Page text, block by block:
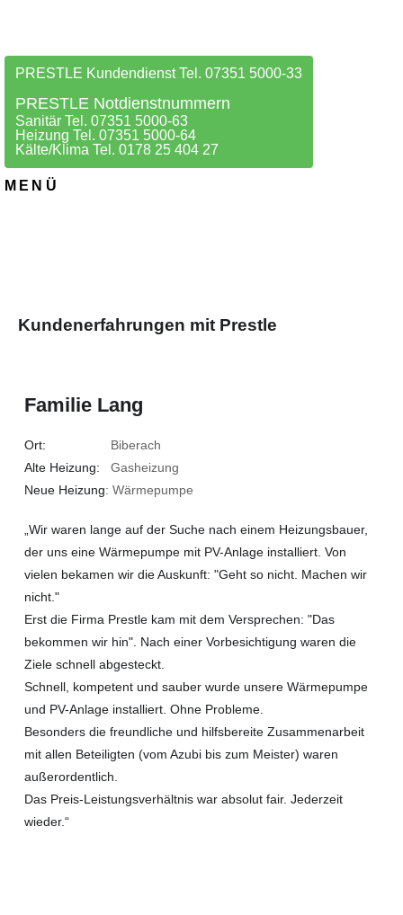
PRESTLE Kundendienst Tel. 07351 5000-33
PRESTLE Notdienstnummern
Sanitär Tel. 07351 5000-63
Heizung Tel. 07351 5000-64
Kälte/Klima Tel. 0178 25 404 27
MENÜ
Kundenerfahrungen mit Prestle
Familie Lang
Ort: Biberach
Alte Heizung: Gasheizung
Neue Heizung: Wärmepumpe
„Wir waren lange auf der Suche nach einem Heizungsbauer,
der uns eine Wärmepumpe mit PV-Anlage installiert. Von
vielen bekamen wir die Auskunft: "Geht so nicht. Machen wir
nicht."
Erst die Firma Prestle kam mit dem Versprechen: "Das
bekommen wir hin". Nach einer Vorbesichtigung waren die
Ziele schnell abgesteckt.
Schnell, kompetent und sauber wurde unsere Wärmepumpe
und PV-Anlage installiert. Ohne Probleme.
Besonders die freundliche und hilfsbereite Zusammenarbeit
mit allen Beteiligten (vom Azubi bis zum Meister) waren
außerordentlich.
Das Preis-Leistungsverhältnis war absolut fair. Jederzeit
wieder.“